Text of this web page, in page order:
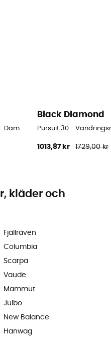
Dam
Black Diamond
Pursuit 30 -
1013,87 kr 1729,00 kr
kläder och
Fjällräven
Columbia
Scarpa
Vaude
Mammut
Julbo
New Balance
Hanwag